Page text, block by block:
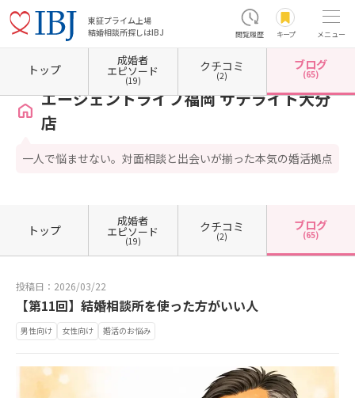
東証プライム上場
結婚相談所探しはIBJ
閲覧履歴 キープ メニュー
ホーム 大分県の結婚相談所 大分県大分市 エージェントライフ福岡 サテライト大分店
エージェントライフ福岡 サテライト大分
店
一人で悩ませない。対面相談と出会いが揃った本気の婚活拠点
トップ
成婚者
エピソード
(19)
クチコミ
(2)
ブログ
(65)
トップ
成婚者
エピソード
(19)
クチコミ
(2)
ブログ
(65)
投稿日：2026/03/22
【第11回】結婚相談所を使った方がいい人
男性向け 女性向け 婚活のお悩み